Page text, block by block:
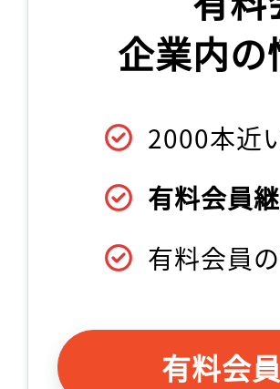
企業内
2000本近
有料会員
有料会員の
有料会